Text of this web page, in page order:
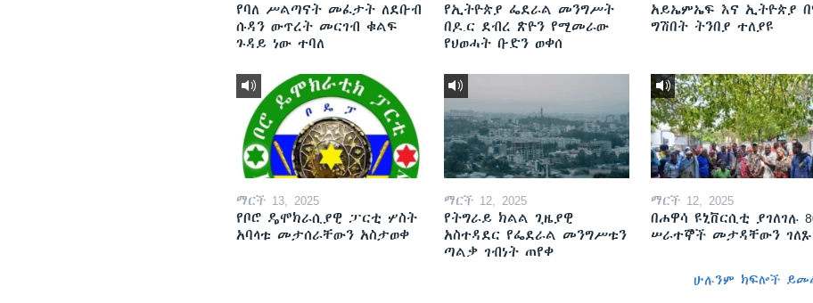
የባለ ሥልጣናት መፈታት ለደቡብ
ሱዳን ውጥረት መርገብ ቁልፍ
ጉዳይ ነው ተባለ
የኢትዮጵያ ፌደራል መንግሥት
በዶ.ር ደብረ ጽዮን የሚመራው
የህወሓት ቡድን ወቀሰ
አይኤምኤፍ እና ኢትዮጵያ
ግሽበት ትንበያ ተለያዩ
ማርች 13, 2025
የቦሮ ዴሞክራሲያዊ ፓርቲ ሦስት
አባላቱ መታሰራቸውን አስታወቀ
ማርች 12, 2025
የትግራይ ክልል ጊዜያዊ
አስተዳደር የፌደራል መንግሥቱን
ጣልቃ ገብነት ጠየቀ
ማርች 12, 2025
በሐዋሳ ዩኒቨርሲቲ ያገለገሉ
ሠራተኞች መታዳቸውን ገለጹ
ሁሉንም ክፍሎች